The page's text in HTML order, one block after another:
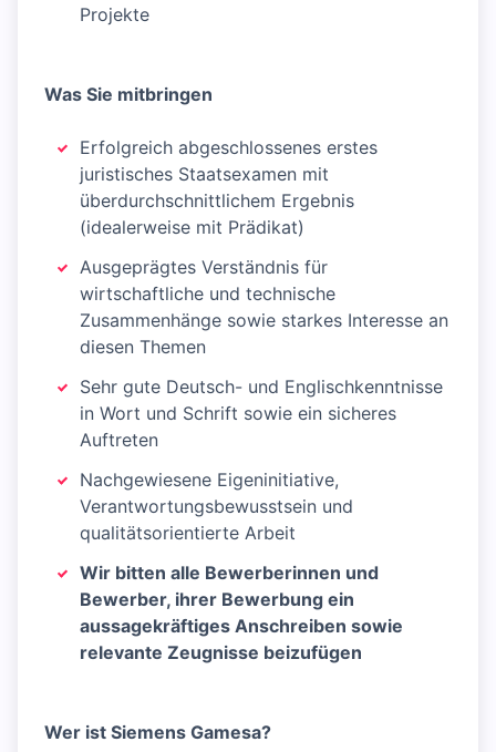
Projekte
Was Sie mitbringen
Erfolgreich abgeschlossenes erstes
juristisches Staatsexamen mit
überdurchschnittlichem Ergebnis
(idealerweise mit Prädikat)
Ausgeprägtes Verständnis für
wirtschaftliche und technische
Zusammenhänge sowie starkes Interesse an
diesen Themen
Sehr gute Deutsch- und Englischkenntnisse
in Wort und Schrift sowie ein sicheres
Auftreten
Nachgewiesene Eigeninitiative,
Verantwortungsbewusstsein und
qualitätsorientierte Arbeit
Wir bitten alle Bewerberinnen und
Bewerber, ihrer Bewerbung ein
aussagekräftiges Anschreiben sowie
relevante Zeugnisse beizufügen
Wer ist Siemens Gamesa?